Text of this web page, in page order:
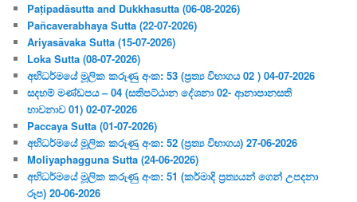
Paṭipadāsutta and Dukkhasutta (06-08-2026)
Pañcaverabhaya Sutta (22-07-2026)
Ariyasāvaka Sutta (15-07-2026)
Loka Sutta (08-07-2026)
අභිධර්මයේ මූලික කරුණු අංක: 53 (ප්‍ර‍ත්‍ය විභාගය 02 ) 04-07-2026
සදහම් මණ්ඩපය – 04 (සතිපට්ඨාන දේශනා 02- ආනාපානසති
භාවනාව 01) 02-07-2026
Paccaya Sutta (01-07-2026)
අභිධර්මයේ මූලික කරුණු අංක: 52 (ප්‍ර‍ත්‍ය විභාගය) 27-06-2026
Moliyaphagguna Sutta (24-06-2026)
අභිධර්මයේ මූලික කරුණු අංක: 51 (කර්මාදි ප්‍ර‍ත්‍යයන් ගෙන් උපදනා
රූප) 20-06-2026